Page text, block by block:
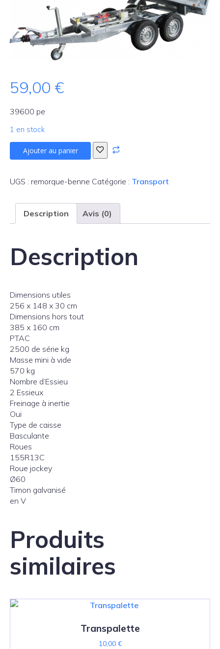
59,00 €
39600 pe
1 en stock
quantité
de
benne
Ajouter au panier
UGS : remorque-benne Catégorie : Transport
Description Avis (0)
Description
Dimensions utiles
256 x 148 x 30 cm
Dimensions hors tout
385 x 160 cm
PTAC
2500 de série kg
Masse mini à vide
570 kg
Nombre d’Essieu
2 Essieux
Freinage à inertie
Oui
Type de caisse
Basculante
Roues
155R13C
Roue jockey
Ø60
Timon galvanisé
en V
Produits
similaires
Transpalette
10,00 €